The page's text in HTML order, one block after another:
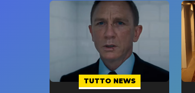
TUTTO NEWS